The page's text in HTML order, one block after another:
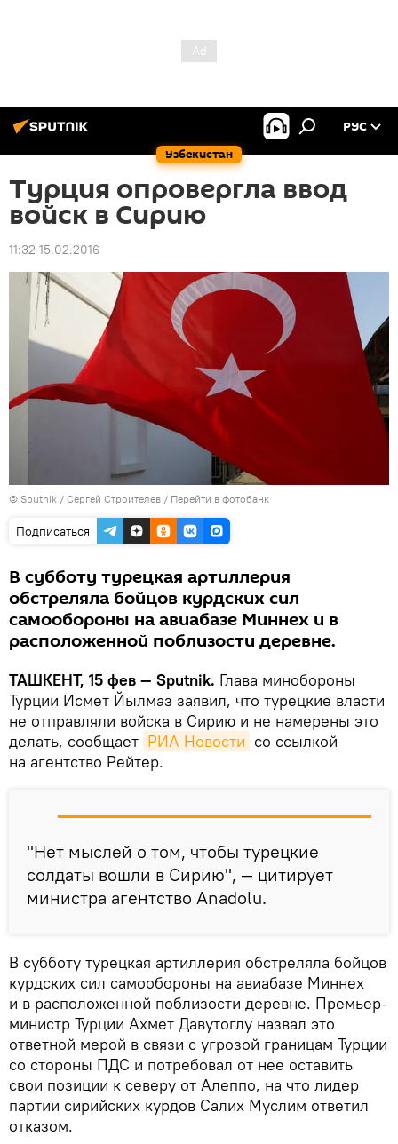
Узбекистан
РУС
Турция опровергла ввод
войск в Сирию
11:32 15.02.2016
© Sputnik / Сергей Строителев / Перейти в фотобанк
Подписаться
В субботу турецкая артиллерия
обстреляла бойцов курдских сил
самообороны на авиабазе Миннех и в
расположенной поблизости деревне.
ТАШКЕНТ, 15 фев — Sputnik. Глава минобороны
Турции Исмет Йылмаз заявил, что турецкие власти
не отправляли войска в Сирию и не намерены это
делать, сообщает РИА Новости со ссылкой
на агентство Рейтер.
"Нет мыслей о том, чтобы турецкие
солдаты вошли в Сирию", — цитирует
министра агентство Anadolu.
В субботу турецкая артиллерия обстреляла бойцов
курдских сил самообороны на авиабазе Миннех
и в расположенной поблизости деревне. Премьер-
министр Турции Ахмет Давутоглу назвал это
ответной мерой в связи с угрозой границам Турции
со стороны ПДС и потребовал от нее оставить
свои позиции к северу от Алеппо, на что лидер
партии сирийских курдов Салих Муслим ответил
отказом.